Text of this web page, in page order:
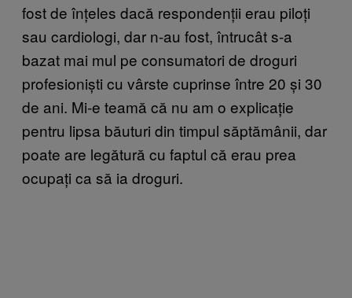
fost de înțeles dacă respondenții erau piloți
sau cardiologi, dar n-au fost, întrucât s-a
bazat mai mul pe consumatori de droguri
profesioniști cu vârste cuprinse între 20 și 30
de ani. Mi-e teamă că nu am o explicație
pentru lipsa băuturi din timpul săptămânii, dar
poate are legătură cu faptul că erau prea
ocupați ca să ia droguri.